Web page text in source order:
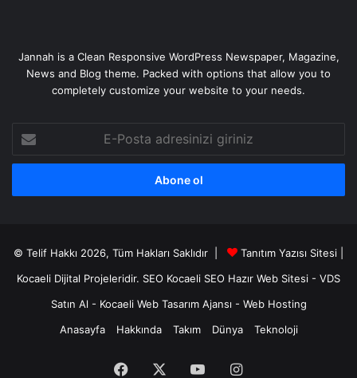
Jannah is a Clean Responsive WordPress Newspaper, Magazine,
News and Blog theme. Packed with options that allow you to
completely customize your website to your needs.
Posta
adresinizi
© Telif Hakkı 2026, Tüm Hakları Saklıdır |
Tanıtım Yazısı Sitesi |
Kocaeli Dijital Projeleridir. SEO Kocaeli SEO Hazır Web Sitesi - VDS
Satın Al - Kocaeli Web Tasarım Ajansı - Web Hosting
Anasayfa
Hakkında Takım Dünya Teknoloji
Facebook YouTubeInstagram